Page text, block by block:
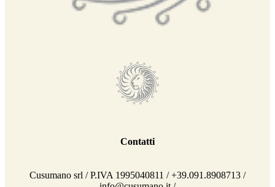
Contatti
Cusumano srl / P.IVA 1995040811 / +39.091.8908713 /